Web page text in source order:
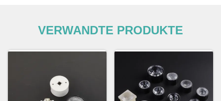
VERWANDTE PRODUKTE